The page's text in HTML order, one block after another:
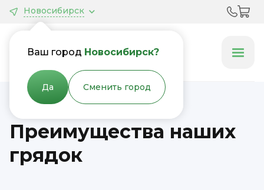
Новосибирск
Ваш город Новосибирск?
Да Сменить город
Грядки & Клумбы
Преимущества наших
грядок